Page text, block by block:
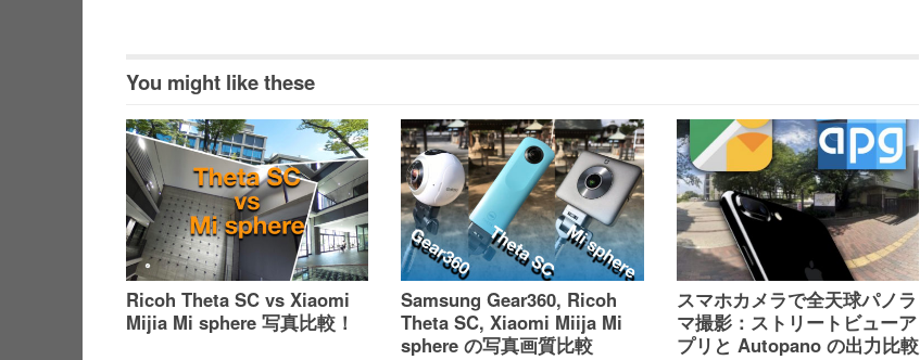
You might like these
Ricoh Theta SC vs Xiaomi
Mijia Mi sphere 写真比較！
Samsung Gear360, Ricoh
Theta SC, Xiaomi Miija Mi
sphere の写真画質比較
スマホカメラで全天球パノラ
マ撮影：ストリートビューア
プリと Autopano の出力比較